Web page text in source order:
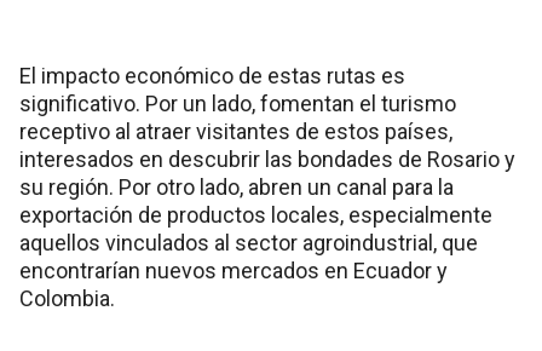
El impacto económico de estas rutas es
significativo. Por un lado, fomentan el turismo
receptivo al atraer visitantes de estos países,
interesados en descubrir las bondades de Rosario y
su región. Por otro lado, abren un canal para la
exportación de productos locales, especialmente
aquellos vinculados al sector agroindustrial, que
encontrarían nuevos mercados en Ecuador y
Colombia.